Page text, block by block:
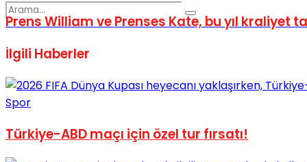
No Result
Prens William ve Prenses Kate, bu yıl kraliyet
İlgili Haberler
Spor
Türkiye-ABD maçı için özel tur fırsatı!